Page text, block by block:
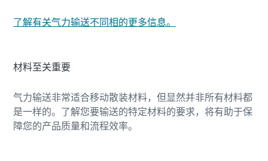
了解有关气力输送不同相的更多信息。
材料至关重要
气力输送非常适合移动散装材料，但显然并非所有材料都
是一样的。了解您要输送的特定材料的要求，将有助于保
障您的产品质量和流程效率。